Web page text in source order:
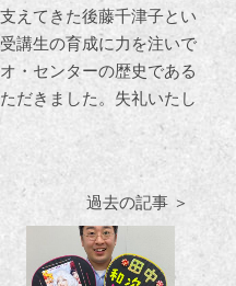
えてきた後藤千津子とい
講生の育成に力を注いで
・センターの歴史である
だきました。失礼いたし
過去の記事 ＞